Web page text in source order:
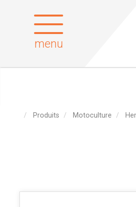
menu
Produits Motoculture